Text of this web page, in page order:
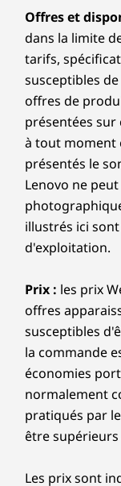
Connectivité
Jusqu’à WiFi 6
Début de
Ports et
À gauche :
1 port USB-A 3.2
Connecteur
À droite :
1 port USB-A 3.2
Arrière :
3.0)
1 port HDMI 2.0
Port RJ45
Entrée
Les vitesses de transfert
nombreux facteurs, tels
attributs des fichiers, la
Offres et
dans la limite
tarifs,
susceptibles
offres de
présentées sur
à tout moment
présentés le
Lenovo ne
illustrés ici
d'exploitation.
Prix : les prix
offres
susceptibles
la commande
économies
normalement
pratiqués par
être
Les prix sont